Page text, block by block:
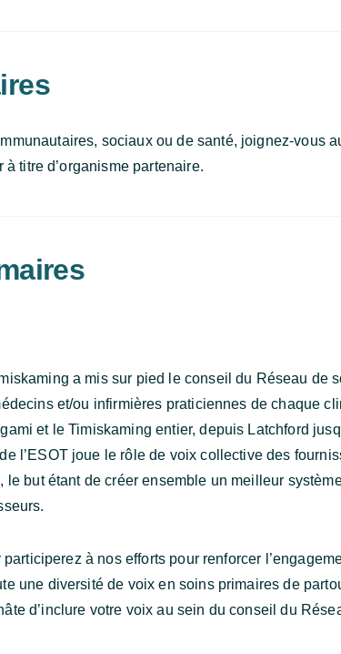
sociaux ou de santé, joignez-vous
titre d’organisme partenaire.
a mis sur pied le conseil du Réseau de
et/ou infirmières praticiennes de chaque
et le Timiskaming entier, depuis Latchford
l’ESOT joue le rôle de voix collective des
but étant de créer ensemble un meilleur
à nos efforts pour renforcer
une diversité de voix en soins primaires de
d’inclure votre voix au sein du conseil du